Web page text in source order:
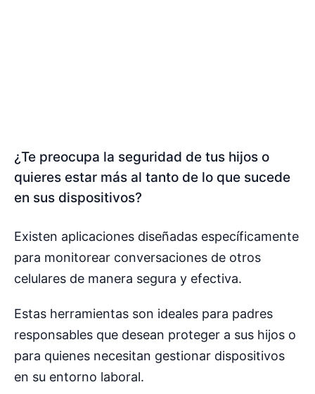
¿Te preocupa la seguridad de tus hijos o
quieres estar más al tanto de lo que sucede
en sus dispositivos?
Existen aplicaciones diseñadas específicamente
para monitorear conversaciones de otros
celulares de manera segura y efectiva.
Estas herramientas son ideales para padres
responsables que desean proteger a sus hijos o
para quienes necesitan gestionar dispositivos
en su entorno laboral.